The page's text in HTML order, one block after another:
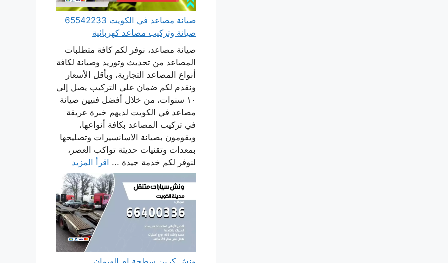
صيانة مصاعد في الكويت 65542233
صيانة وتركيب مصاعد كهربائية
صيانة مصاعد، نوفر لكم كافة متطلبات
المصاعد من تحديث وتوريد وصيانة لكافة
أنواع المصاعد التجارية، وبأقل الأسعار
ونقدم لكم ضمان على التركيب يصل إلى
١٠ سنوات، من خلال أفضل فنيين صيانة
مصاعد في الكويت لديهم خبرة عريقة
في تركيب المصاعد بكافة أنواعها،
ويقومون بصيانة الاسانسيرات وتصليحها
بمعدات وتقنيات حديثة تواكب العصر،
لنوفر لكم خدمة جيدة ... اقرأ المزيد
ونش كرين سطحة ام الهيمان